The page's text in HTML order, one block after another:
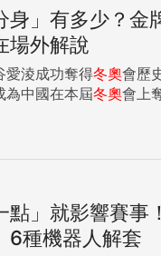
身」有多少？金
場外解說
愛淩成功奪得冬奧會歷
為中國在本屆冬奧會上
點」就影響賽事
6種機器人解套